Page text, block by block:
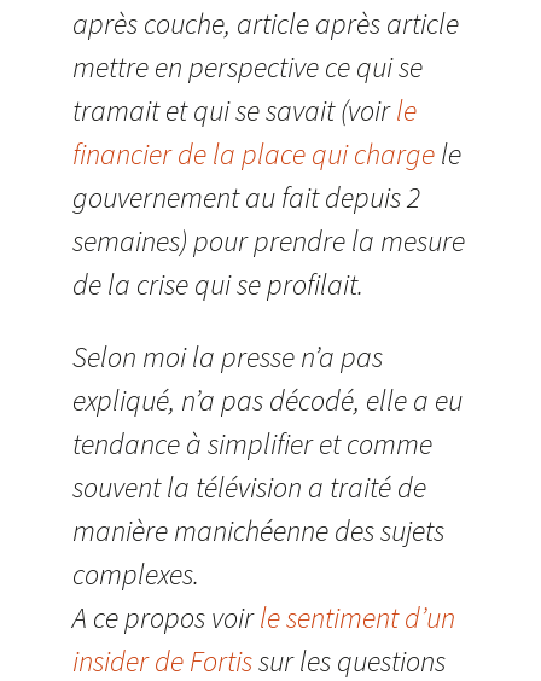
après couche, article après article
mettre en perspective ce qui se
tramait et qui se savait (voirle
financier de la place qui chargele
gouvernement au fait depuis 2
semaines) pour prendre la mesure
de la crise qui se profilait.
Selon moi la presse n’a pas
expliqué, n’a pas décodé, elle a eu
tendance à simplifier et comme
souvent la télévision a traité de
manière manichéenne des sujets
complexes.
A ce propos voirle sentiment d’un
insider de Fortissur les questions